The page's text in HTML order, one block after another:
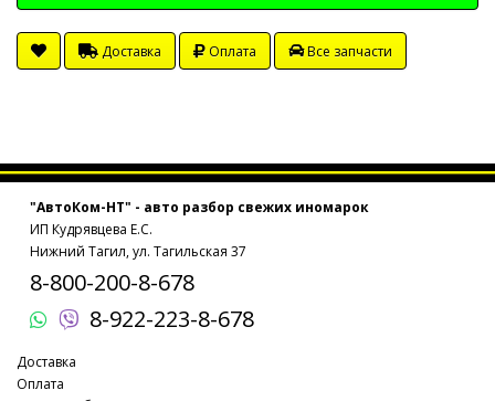
Доставка Оплата Все запчасти
"АвтоКом-НТ" - авто разбор свежих иномарок
ИП Кудрявцева Е.С.
Нижний Тагил, ул. Тагильская 37
8-800-200-8-678
8-922-223-8-678
Доставка
Оплата